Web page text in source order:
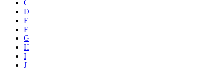
C
D
E
F
G
H
I
J